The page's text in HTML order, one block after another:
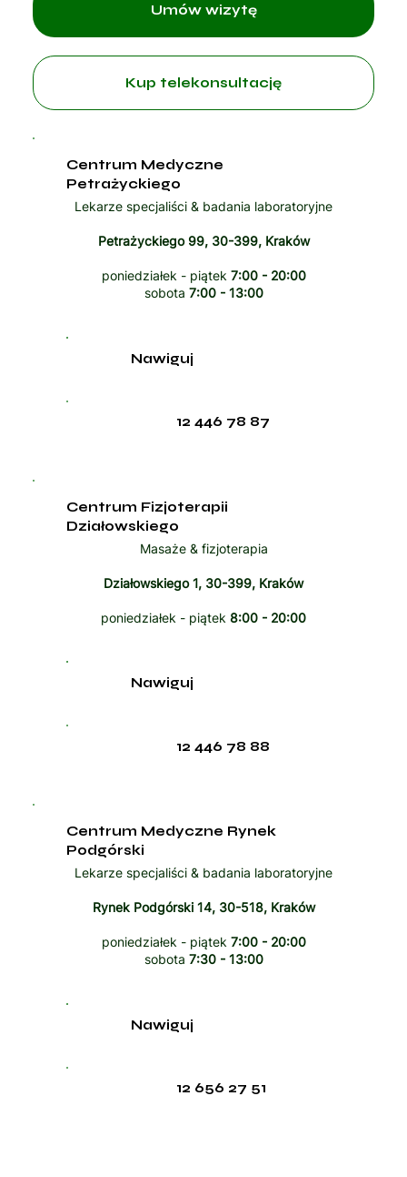
Kup telekonsultację
Centrum Medyczne
Petrażyckiego
Lekarze specjaliści & badania laboratoryjne
Petrażyckiego 99, 30-399, Kraków
poniedziałek - piątek 7:00 - 20:00
sobota 7:00 - 13:00
12 446 78 87
Nawiguj
Centrum Fizjoterapii
Działowskiego
Masaże & fizjoterapia
Działowskiego 1, 30-399, Kraków
poniedziałek - piątek 8:00 - 20:00
12 446 78 88
Nawiguj
Centrum Medyczne Rynek
Podgórski
Lekarze specjaliści & badania laboratoryjne
Rynek Podgórski 14, 30-518, Kraków
poniedziałek - piątek 7:00 - 20:00
sobota 7:30 - 13:00
12 656 27 51
Nawiguj
Umów wizytę